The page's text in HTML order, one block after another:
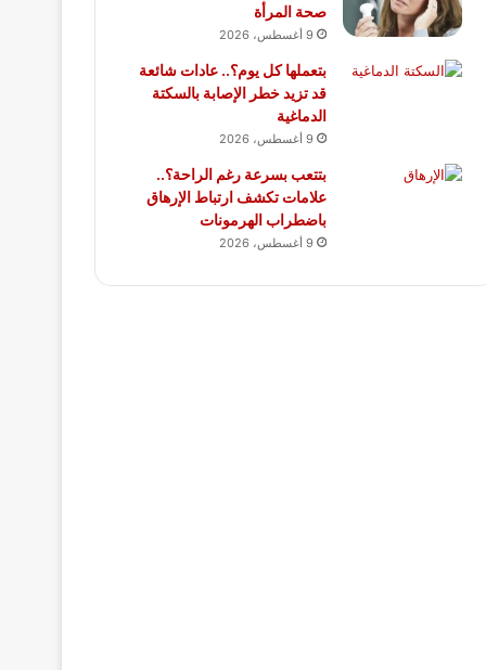
صحة المرأة
9 أغسطس، 2026
بتعملها كل يوم؟.. عادات شائعة
قد تزيد خطر الإصابة بالسكتة
الدماغية
9 أغسطس، 2026
بتتعب بسرعة رغم الراحة؟..
علامات تكشف ارتباط الإرهاق
باضطراب الهرمونات
9 أغسطس، 2026